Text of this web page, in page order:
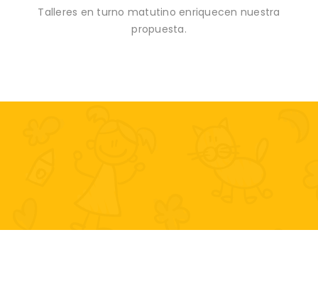
Talleres en turno matutino enriquecen nuestra
propuesta.